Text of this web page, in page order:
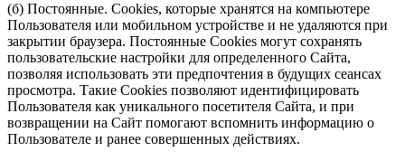
(б) Постоянные. Сookies, которые хранятся на компьютере
Пользователя или мобильном устройстве и не удаляются при
закрытии браузера. Постоянные Сookies могут сохранять
пользовательские настройки для определенного Сайта,
позволяя использовать эти предпочтения в будущих сеансах
просмотра. Такие Cookies позволяют идентифицировать
Пользователя как уникального посетителя Сайта, и при
возвращении на Сайт помогают вспомнить информацию о
Пользователе и ранее совершенных действиях.